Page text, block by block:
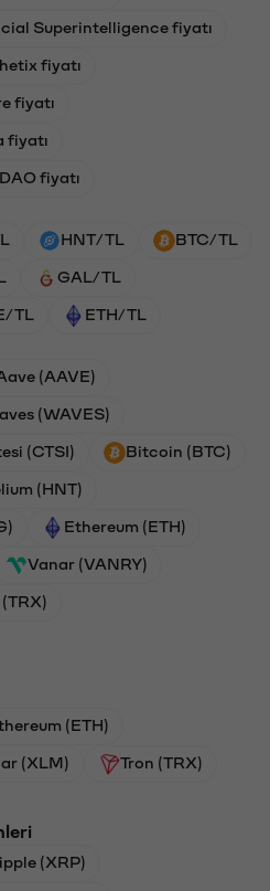
Superintelligence fiyatı
fiyatı
fiyatı
fiyatı
fiyatı
HNT/TL BTC/TL
GAL/TL
TL ETH/TL
(AAVE)
(WAVES)
(CTSI) Bitcoin (BTC)
(HNT)
Ethereum (ETH)
Vanar (VANRY)
(ETH)
(XLM) Tron (TRX)
(XRP)